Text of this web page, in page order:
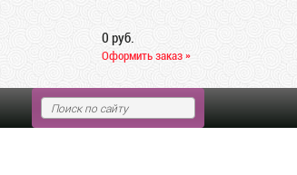
0 руб.
Оформить заказ »